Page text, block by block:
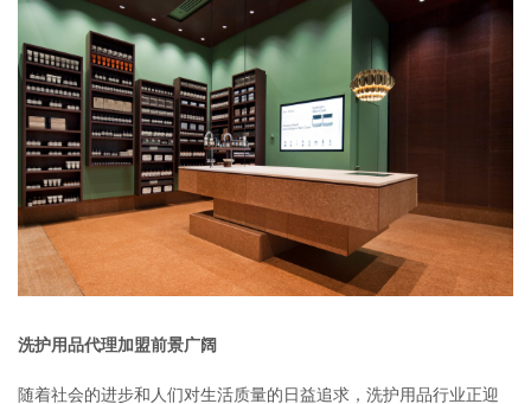
联系我们
洗护用品代理加盟前景广阔
随着社会的进步和人们对生活质量的日益追求，洗护用品行业正迎